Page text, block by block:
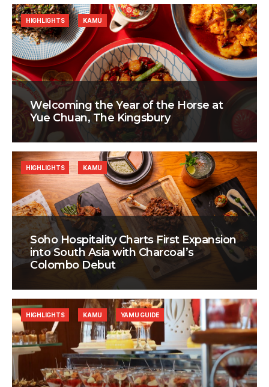
Welcoming the Year of the Horse at
Yue Chuan, The Kingsbury
HIGHLIGHTS KAMU
Soho Hospitality Charts First Expansion
into South Asia with Charcoal’s
Colombo Debut
HIGHLIGHTS KAMU
HIGHLIGHTS KAMU YAMU GUIDE